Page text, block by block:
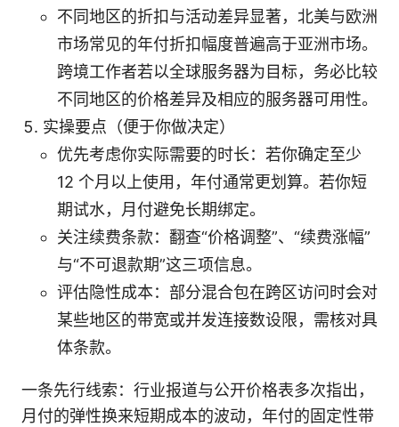
不同地区的折扣与活动差异显著，北美与欧洲
市场常见的年付折扣幅度普遍高于亚洲市场。
跨境工作者若以全球服务器为目标，务必比较
不同地区的价格差异及相应的服务器可用性。
实操要点（便于你做决定）
优先考虑你实际需要的时长：若你确定至少
12 个月以上使用，年付通常更划算。若你短
期试水，月付避免长期绑定。
关注续费条款：翻查“价格调整”、“续费涨幅”
与“不可退款期”这三项信息。
评估隐性成本：部分混合包在跨区访问时会对
某些地区的带宽或并发连接数设限，需核对具
体条款。
一条先行线索：行业报道与公开价格表多次指出，
月付的弹性换来短期成本的波动，年付的固定性带